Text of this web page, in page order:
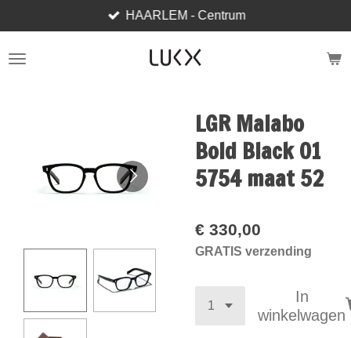
direct
naar
HAARLEM - Centrum
LGR Malabo
Bold Black 01
5754 maat 52
€ 330,00
GRATIS verzending
In
winkelwagen